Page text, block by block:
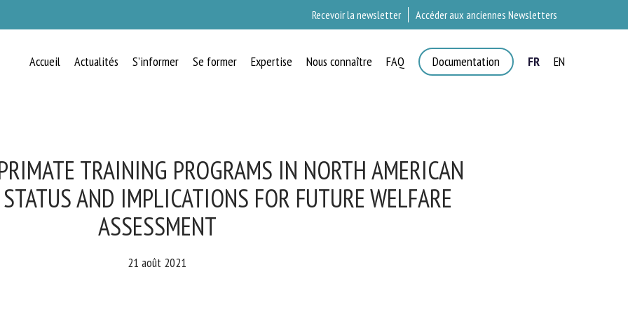
Recevoir la newsletter Accéder aux anciennes Newsletters
Accueil Actualités S’informer Se former Expertise Nous connaître FAQ Documentation FR EN
TRAINING PROGRAMS IN NORTH AMERICAN
AND IMPLICATIONS FOR FUTURE WELFARE
ASSESSMENT
21 août 2021
BIEN-ÊTRE ANIMAL